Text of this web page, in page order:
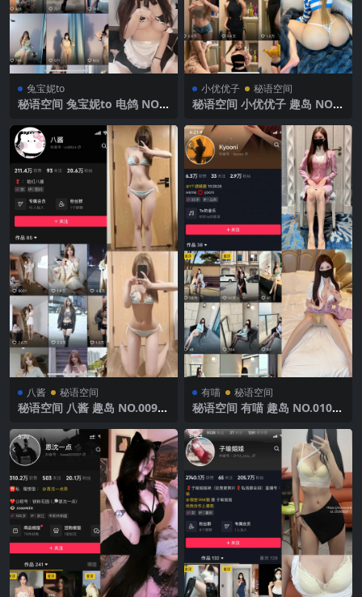
兔宝妮to
秘语空间 兔宝妮to 电鸽 NO.0
更新
小优优子 秘语空间
秘语空间 小优优子 趣岛 NO.0
整版
八酱 秘语空间
秘语空间 八酱 趣岛 NO.009期
有喵 秘语空间
秘语空间 有喵 趣岛 NO.010期